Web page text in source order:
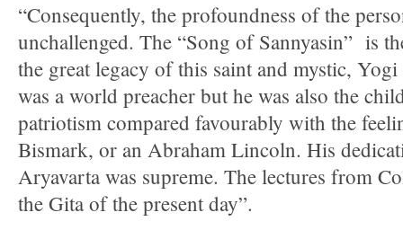
“Consequently, the profoundness of the
unchallenged. The “Song of Sannyasin” is
the great legacy of this saint and mystic,
was a world preacher but he was also the
patriotism compared favourably with the
Bismark, or an Abraham Lincoln. His
Aryavarta was supreme. The lectures from
the Gita of the present day”.